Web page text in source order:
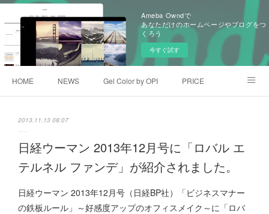
Ameba Owndで
あなただけのホームページやブログをつ
くろう
今すぐ試す
HOME NEWS Gel Color by OPI PRICE
2013.11.13 08:07
日経ウーマン 2013年12月号に「ロバル エ
テルネル ファンデ」が紹介されました。
日経ウーマン 2013年12月号（日経BP社）「ビジネスマナー
の鉄板ルール」～好感度アップのオフィスメイク～に「ロバ